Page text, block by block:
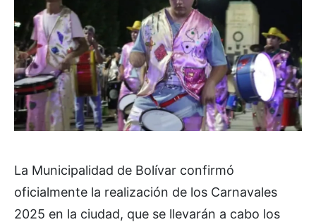
La Municipalidad de Bolívar confirmó
oficialmente la realización de los Carnavales
2025 en la ciudad, que se llevarán a cabo los